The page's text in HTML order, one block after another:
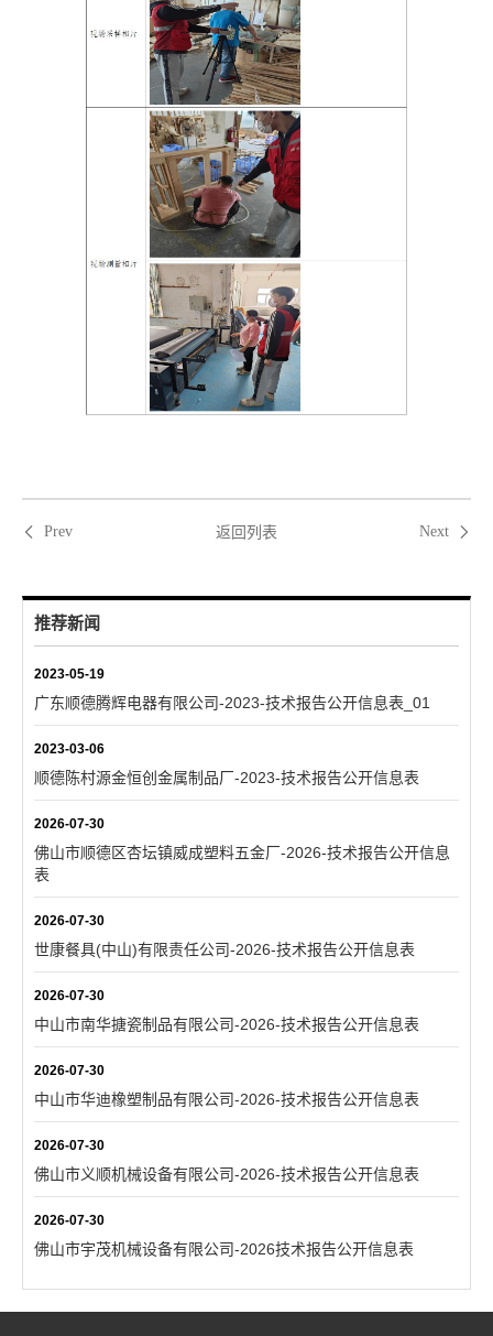
Prev 返回列表 Next
推荐新闻
2023-05-19
广东顺德腾辉电器有限公司-2023-技术报告公开信息表_01
2023-03-06
顺德陈村源金恒创金属制品厂-2023-技术报告公开信息表
2026-07-30
佛山市顺德区杏坛镇威成塑料五金厂-2026-技术报告公开信息
表
2026-07-30
世康餐具(中山)有限责任公司-2026-技术报告公开信息表
2026-07-30
中山市南华搪瓷制品有限公司-2026-技术报告公开信息表
2026-07-30
中山市华迪橡塑制品有限公司-2026-技术报告公开信息表
2026-07-30
佛山市义顺机械设备有限公司-2026-技术报告公开信息表
2026-07-30
佛山市宇茂机械设备有限公司-2026技术报告公开信息表